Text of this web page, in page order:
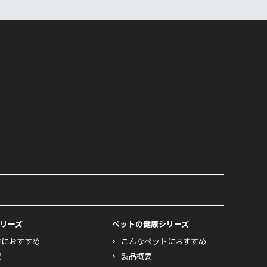
ーズ
おすすめ
ペットの健康シリーズ
こんなペットにおすすめ
製品概要